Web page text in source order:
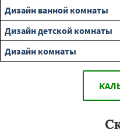
Дизайн ванной комнаты
Дизайн детской комнаты
Дизайн комнаты